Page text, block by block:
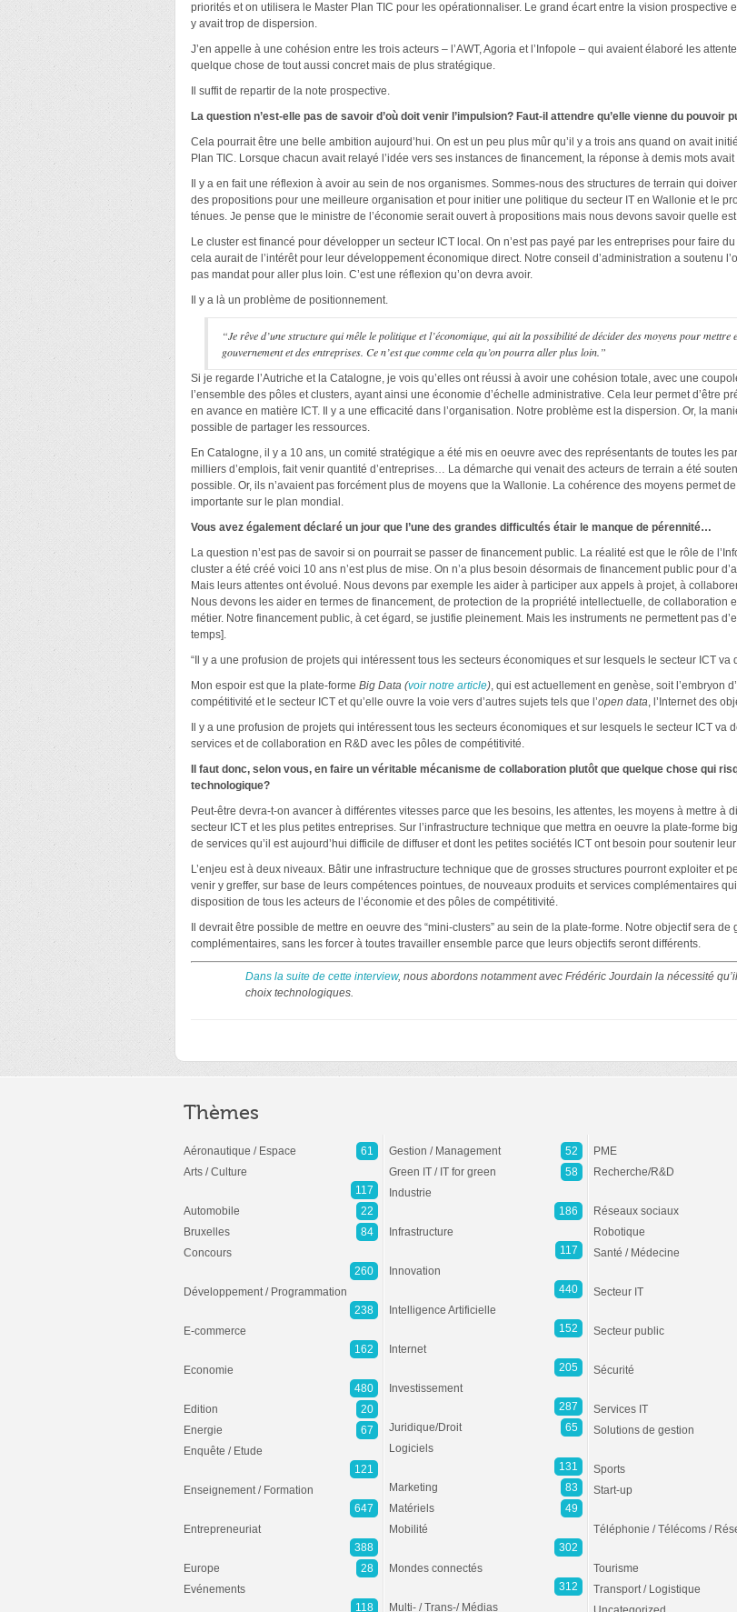
priorités et on utilisera le Master Plan TIC pour les opérationnaliser. Le grand écart entre la vision prospective
y avait trop de dispersion.
J’en appelle à une cohésion entre les trois acteurs – l’AWT, Agoria et l’Infopole – qui avaient élaboré les
quelque chose de tout aussi concret mais de plus stratégique.
Il suffit de repartir de la note prospective.
La question n’est-elle pas de savoir d’où doit venir l’impulsion? Faut-il attendre qu’elle vienne du
Cela pourrait être une belle ambition aujourd’hui. On est un peu plus mûr qu’il y a trois ans quand on avait
Plan TIC. Lorsque chacun avait relayé l’idée vers ses instances de financement, la réponse à demis mots
Il y a en fait une réflexion à avoir au sein de nos organismes. Sommes-nous des structures de terrain qui
des propositions pour une meilleure organisation et pour initier une politique du secteur IT en Wallonie et le
ténues. Je pense que le ministre de l’économie serait ouvert à propositions mais nous devons savoir quelle
Le cluster est financé pour développer un secteur ICT local. On n’est pas payé par les entreprises pour faire
cela aurait de l’intérêt pour leur développement économique direct. Notre conseil d’administration a soutenu
pas mandat pour aller plus loin. C’est une réflexion qu’on devra avoir.
Il y a là un problème de positionnement.
“Je rêve d’une structure qui mêle le politique et l’économique, qui ait la possibilité de décider des moyens pour
gouvernement et des entreprises. Ce n’est que comme cela qu’on pourra aller plus loin.”
Si je regarde l’Autriche et la Catalogne, je vois qu’elles ont réussi à avoir une cohésion totale, avec une
l’ensemble des pôles et clusters, ayant ainsi une économie d’échelle administrative. Cela leur permet d’être
en avance en matière ICT. Il y a une efficacité dans l’organisation. Notre problème est la dispersion. Or, la
possible de partager les ressources.
En Catalogne, il y a 10 ans, un comité stratégique a été mis en oeuvre avec des représentants de toutes les
milliers d’emplois, fait venir quantité d’entreprises… La démarche qui venait des acteurs de terrain a été
possible. Or, ils n’avaient pas forcément plus de moyens que la Wallonie. La cohérence des moyens permet
importante sur le plan mondial.
Vous avez également déclaré un jour que l’une des grandes difficultés étair le manque de pérennité…
La question n’est pas de savoir si on pourrait se passer de financement public. La réalité est que le rôle de
cluster a été créé voici 10 ans n’est plus de mise. On n’a plus besoin désormais de financement public pour
Mais leurs attentes ont évolué. Nous devons par exemple les aider à participer aux appels à projet, à
Nous devons les aider en termes de financement, de protection de la propriété intellectuelle, de collaboration
métier. Notre financement public, à cet égard, se justifie pleinement. Mais les instruments ne permettent pas
temps].
“Il y a une profusion de projets qui intéressent tous les secteurs économiques et sur lesquels le secteur ICT va
Mon espoir est que la plate-forme Big Data (voir notre article), qui est actuellement en genèse, soit l’embryon
compétitivité et le secteur ICT et qu’elle ouvre la voie vers d’autres sujets tels que l’open data, l’Internet des
Il y a une profusion de projets qui intéressent tous les secteurs économiques et sur lesquels le secteur ICT va
services et de collaboration en R&D avec les pôles de compétitivité.
Il faut donc, selon vous, en faire un véritable mécanisme de collaboration plutôt que quelque chose qui
technologique?
Peut-être devra-t-on avancer à différentes vitesses parce que les besoins, les attentes, les moyens à mettre à
secteur ICT et les plus petites entreprises. Sur l’infrastructure technique que mettra en oeuvre la plate-forme
de services qu’il est aujourd’hui difficile de diffuser et dont les petites sociétés ICT ont besoin pour soutenir
L’enjeu est à deux niveaux. Bâtir une infrastructure technique que de grosses structures pourront exploiter et
venir y greffer, sur base de leurs compétences pointues, de nouveaux produits et services complémentaires
disposition de tous les acteurs de l’économie et des pôles de compétitivité.
Il devrait être possible de mettre en oeuvre des “mini-clusters” au sein de la plate-forme. Notre objectif sera
complémentaires, sans les forcer à toutes travailler ensemble parce que leurs objectifs seront différents.
Dans la suite de cette interview, nous abordons notamment avec Frédéric Jourdain la nécessité
choix technologiques.
Thèmes
Aéronautique / Espace
61
Arts / Culture
117
Automobile
22
Bruxelles
84
Concours
260
Développement / Programmation
238
E-commerce
162
Economie
480
Edition
20
Energie
67
Enquête / Etude
121
Enseignement / Formation
647
Entrepreneuriat
388
Europe
28
Evénements
118
Gestion / Management
52
Green IT / IT for green
58
Industrie
186
Infrastructure
117
Innovation
440
Intelligence Artificielle
152
Internet
205
Investissement
287
Juridique/Droit
65
Logiciels
131
Marketing
83
Matériels
49
Mobilité
302
Mondes connectés
312
Multi- / Trans-/ Médias
PME
Recherche/R&D
Réseaux sociaux
Robotique
Santé / Médecine
Secteur IT
Secteur public
Sécurité
Services IT
Solutions de gestion
Sports
Start-up
Téléphonie / Télécoms /
Tourisme
Transport / Logistique